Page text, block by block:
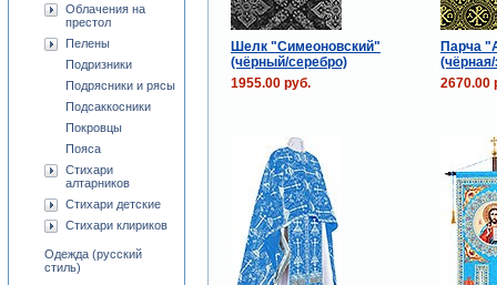
Шелк "Симеоновский"
(чёрный/серебро)
Парча
1955.00 руб.
2670.00
Облачения на
престол
Пелены
Подризники
Подрясники и рясы
Подсаккосники
Покровцы
Пояса
Стихари
алтарников
Стихари детские
Стихари клириков
Одежда (русский
стиль)